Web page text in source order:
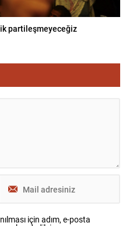
partileşmeyeceğiz
için adım, e-posta